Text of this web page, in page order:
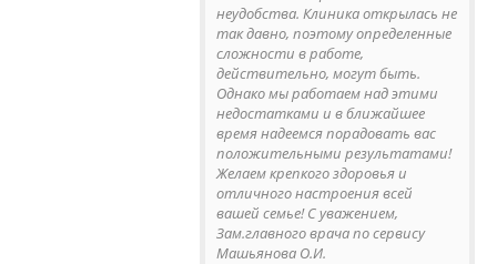
неудобства. Клиника открылась не
так давно, поэтому определенные
сложности в работе,
действительно, могут быть.
Однако мы работаем над этими
недостатками и в ближайшее
время надеемся порадовать вас
положительными результатами!
Желаем крепкого здоровья и
отличного настроения всей
вашей семье! С уважением,
Зам.главного врача по сервису
Машьянова О.И.